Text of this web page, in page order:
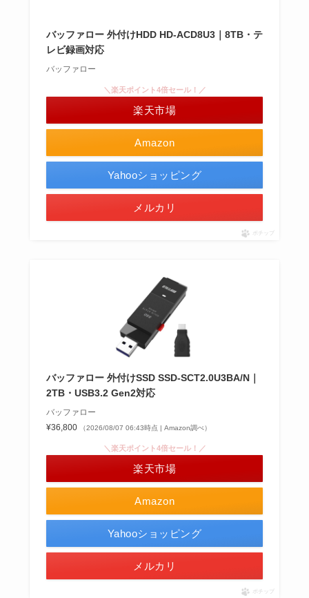
バッファロー 外付けHDD HD-ACD8U3｜8TB・テ
レビ録画対応
バッファロー
Amazon
＼楽天ポイント4倍セール！／
楽天市場
Yahooショッピング
メルカリ
ポチップ
バッファロー 外付けSSD SSD-SCT2.0U3BA/N｜
2TB・USB3.2 Gen2対応
バッファロー
¥36,800
（2026/08/07 06:43時点 | Amazon調べ）
Amazon
＼楽天ポイント4倍セール！／
楽天市場
Yahooショッピング
メルカリ
ポチップ